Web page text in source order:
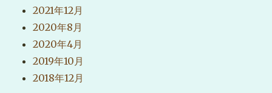
2021年12月
2020年8月
2020年4月
2019年10月
2018年12月